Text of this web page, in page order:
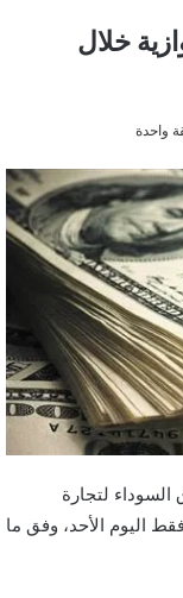
خلال
واحدة
لتجارة
اليوم الأحد، وفق ما